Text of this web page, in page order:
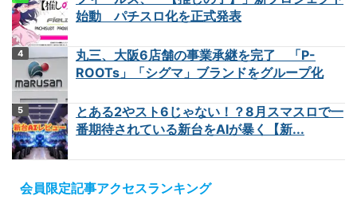
始動 パチスロ化を正式発表
丸三、大阪6店舗の事業承継を完了 「P-
ROOTs」「シグマ」ブランドをグループ化
とある2やスト6じゃない！？8月スマスロで一
番期待されている新台をAIが暴く【新...
会員限定記事アクセスランキング